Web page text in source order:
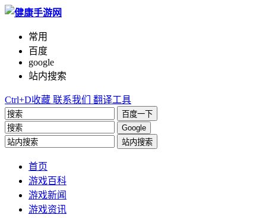
常用
百度
google
站内搜索
Ctrl+D收藏 联系我们 翻译工具
百度一下
Google
站内搜索
首页
游戏百科
游戏新闻
游戏资讯